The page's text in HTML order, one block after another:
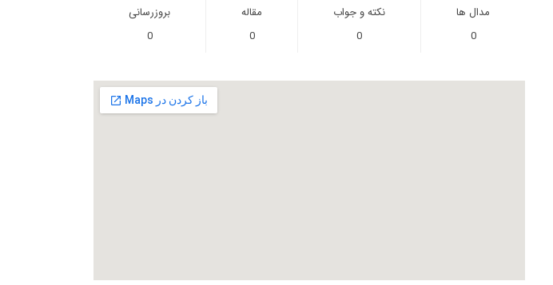
مدال ها
0
نکته و جواب
0
مقاله
0
بروزرسانی
0